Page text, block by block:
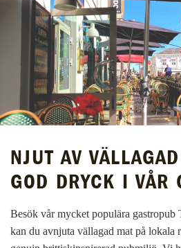
NJUT AV
GOD DRYCK I VÅR
Besök vår mycket populära
kan du avnjuta vällagad mat på lokala